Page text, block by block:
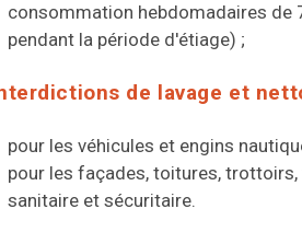
consommation hebdomadaires de
pendant la période d'étiage) ;
de lavage et
pour les véhicules et engins
pour les façades, toitures,
sanitaire et sécuritaire.